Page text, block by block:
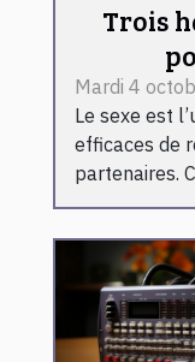
Trois
Mardi 4
Le sexe est
efficaces de
partenaires.